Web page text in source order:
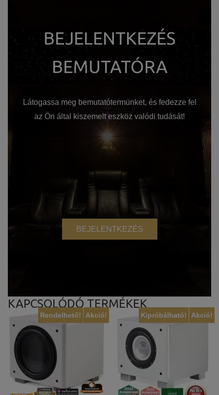
BEJELENTKEZÉS
BEMUTATÓRA
Látogassa meg bemutatótermünket, és fedezze fel
az Ön által kiszemelt eszköz valódi tudását!
BEJELENTKEZÉS
KAPCSOLÓDÓ TERMÉKEK
Akció!
Rendelhető! Akció!
Kipróbálható!